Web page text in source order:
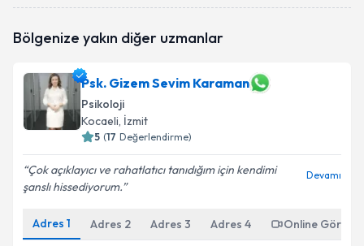
oluşturun. Size bu uzmandan randevu almanız için bir
E-posta Adresiniz
Kişisel verilerimin işlenmesine ilişkinAydınlatma
Metni'ni okudum ve kişisel verilerimin belirtilen
Bölgenize yakın diğer uzmanlar
Psk. Gizem Sevim Karaman
Psikoloji
Kocaeli, İzmit
5 (17 Değerlendirme)
Çok açıklayıcı ve rahatlatıcı tanıdığım için kendimi
şanslı hissediyorum.
Devamı
Adres 1 Adres 2 Adres 3 Adres 4 Online